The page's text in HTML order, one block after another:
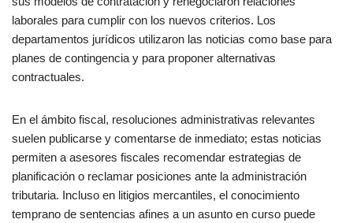
laborales para cumplir con los nuevos criterios. Los
departamentos jurídicos utilizaron las noticias como base para
planes de contingencia y para proponer alternativas
contractuales.
En el ámbito fiscal, resoluciones administrativas relevantes
suelen publicarse y comentarse de inmediato; estas noticias
permiten a asesores fiscales recomendar estrategias de
planificación o reclamar posiciones ante la administración
tributaria. Incluso en litigios mercantiles, el conocimiento
temprano de sentencias afines a un asunto en curso puede